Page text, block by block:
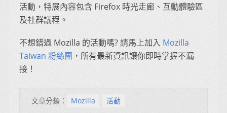
活動，特展內容包含 Firefox 時光走廊、互動體驗區
及社群議程。
不想錯過 Mozilla 的活動嗎? 請馬上加入 Mozilla
Taiwan 粉絲團 ，所有最新資訊讓你即時掌握不漏
接！
文章分類： Mozilla 活動